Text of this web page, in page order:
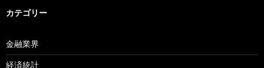
カテゴリー
金融業界
経済統計